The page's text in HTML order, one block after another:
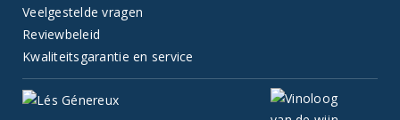
Veelgestelde vragen
Reviewbeleid
Kwaliteitsgarantie en service